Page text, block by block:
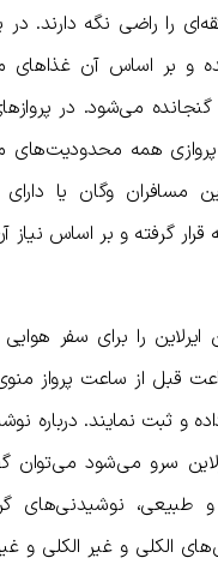
را راضی نگه دارند. در
و بر اساس آن غذاهای
می‌شود. در
همه
مسافران وگان یا
گرفته و بر اساس نیاز
ایرلاین را برای سفر
۲۴ ساعت قبل از ساعت
و ثبت نمایند. درباره
سرو می‌شود می‌توان
طبیعی، نوشیدنی‌های
الکلی و غیر الکلی و